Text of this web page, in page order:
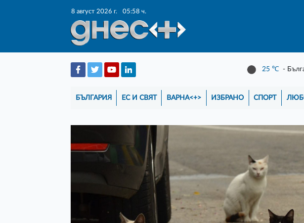
8 август 2026 г. 05:58 ч.
25 ℃ -
БЪЛГАРИЯ ЕС И СВЯТ ВАРНА<+> ИЗБРАНО СПОРТ